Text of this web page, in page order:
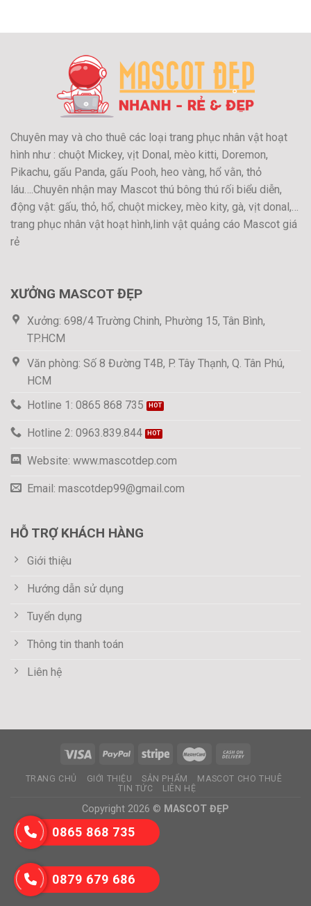
Chuyên may và cho thuê các loại trang phục nhân vật hoạt
hình như : chuột Mickey, vịt Donal, mèo kitti, Doremon,
Pikachu, gấu Panda, gấu Pooh, heo vàng, hổ vằn, thỏ
láu….Chuyên nhận may Mascot thú bông thú rối biểu diễn,
động vật: gấu, thỏ, hổ, chuột mickey, mèo kity, gà, vịt donal,…
trang phục nhân vật hoạt hình,linh vật quảng cáo Mascot giá
rẻ
XƯỞNG MASCOT ĐẸP
Xưởng: 698/4 Trường Chinh, Phường 15, Tân Bình,
TP.HCM
Văn phòng: Số 8 Đường T4B, P. Tây Thạnh, Q. Tân Phú,
HCM
Hotline 1: 0865 868 735
Hotline 2: 0963.839.844
Website: www.mascotdep.com
Email: mascotdep99@gmail.com
HỖ TRỢ KHÁCH HÀNG
Giới thiệu
Hướng dẫn sử dụng
Tuyển dụng
Thông tin thanh toán
Liên hệ
TRANG CHỦ GIỚI THIỆU SẢN PHẨM
MASCOT CHO THUÊ
TIN TỨC
LIÊN HỆ
Copyright 2026 © MASCOT ĐẸP
0865 868 735
0879 679 686